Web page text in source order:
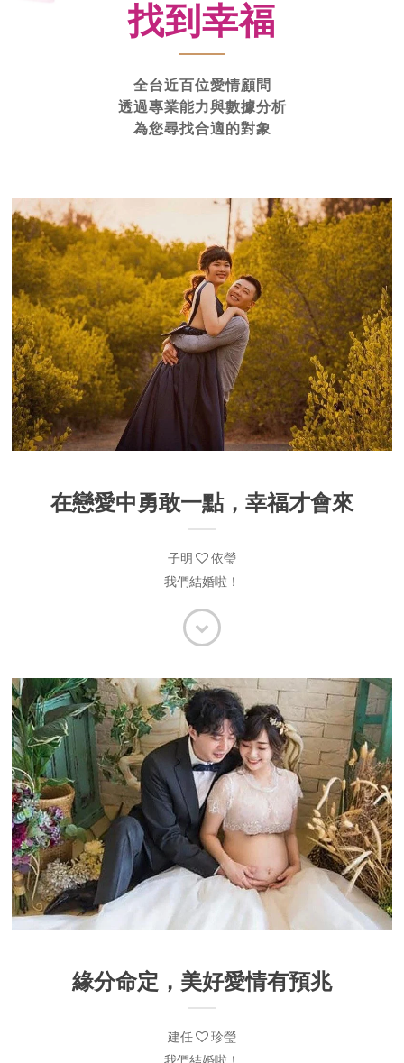
找到幸福
全台近百位愛情顧問
透過專業能力與數據分析
為您尋找合適的對象
在戀愛中勇敢一點，幸福才會來
子明
依瑩
我們結婚啦！
緣分命定，美好愛情有預兆
建任
珍瑩